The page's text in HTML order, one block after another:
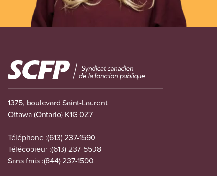
Image
1375, boulevard Saint-Laurent
Ottawa (Ontario) K1G 0Z7
Téléphone :(613) 237-1590
Télécopieur :(613) 237-5508
Sans frais :(844) 237-1590